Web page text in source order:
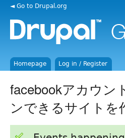
◄ Go to Drupal.org
Homepage Log in / Register
facebookアカウン
ンできるサイトを